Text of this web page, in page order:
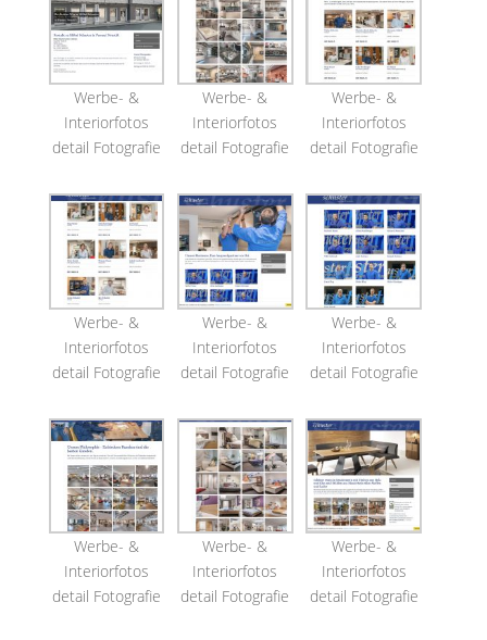
Werbe- &
Interiorfotos
detail Fotografie
Werbe- &
Interiorfotos
detail Fotografie
Werbe- &
Interiorfotos
detail Fotografie
Werbe- &
Interiorfotos
detail Fotografie
Werbe- &
Interiorfotos
detail Fotografie
Werbe- &
Interiorfotos
detail Fotografie
Werbe- &
Interiorfotos
detail Fotografie
Werbe- &
Interiorfotos
detail Fotografie
Werbe- &
Interiorfotos
detail Fotografie